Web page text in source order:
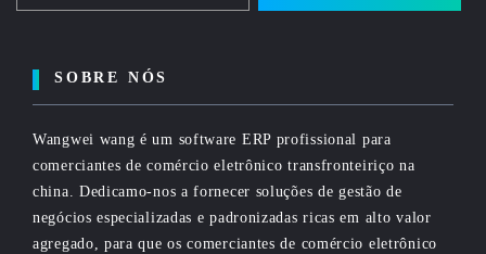
SOBRE NÓS
Wangwei wang é um software ERP profissional para
comerciantes de comércio eletrônico transfronteiriço na
china. Dedicamo-nos a fornecer soluções de gestão de
negócios especializadas e padronizadas ricas em alto valor
agregado, para que os comerciantes de comércio eletrônico